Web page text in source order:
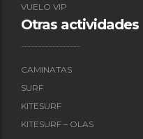
VUELO VIP
Otras actividades
CAMINATAS
SURF
KITESURF
KITESURF – OLAS